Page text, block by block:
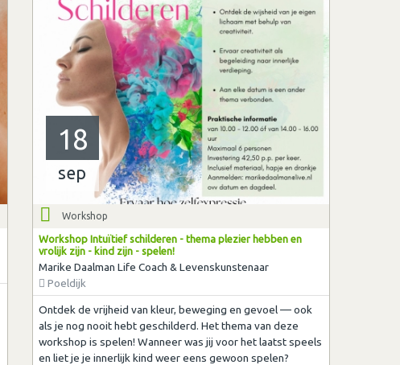
18
sep
Workshop
Workshop Intuïtief schilderen - thema plezier hebben en
vrolijk zijn - kind zijn - spelen!
Marike Daalman Life Coach & Levenskunstenaar
Poeldijk
Ontdek de vrijheid van kleur, beweging en gevoel — ook
als je nog nooit hebt geschilderd. Het thema van deze
workshop is spelen! Wanneer was jij voor het laatst speels
en liet je je innerlijk kind weer eens gewoon spelen?